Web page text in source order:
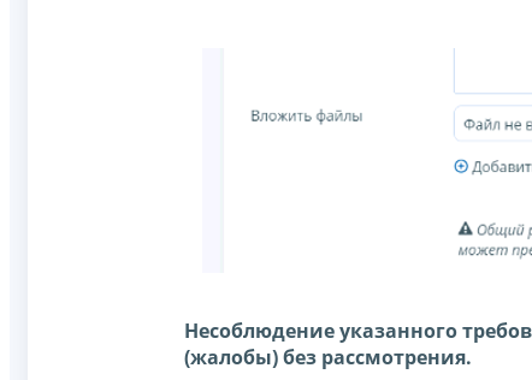
Несоблюдение указанного
(жалобы) без рассмотрения.